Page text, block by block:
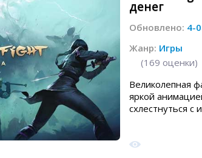
денег
Обновлено: 4-
Жанр: Игры
(169 оценки)
Великолепная
яркой
схлестнуться с